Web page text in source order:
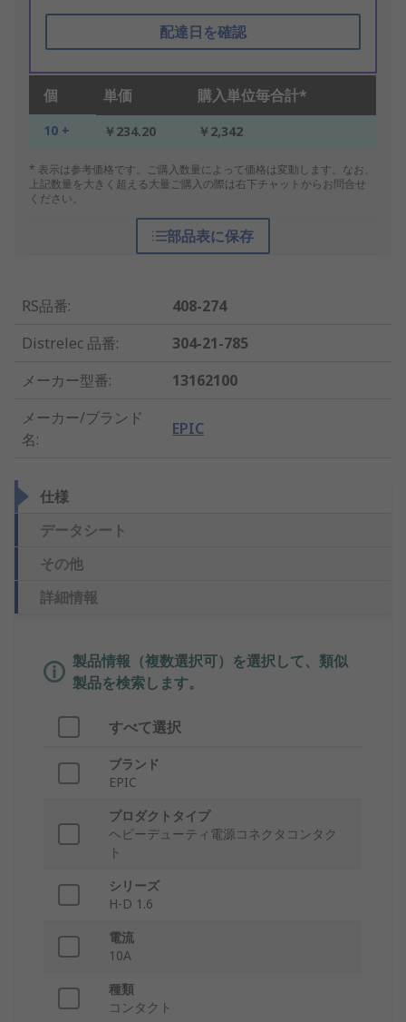
配達日を確認
個 単価 購入単位毎合計*
10 + ￥234.20 ￥2,342
* 表示は参考価格です。ご購入数量によって価格は変動します。なお、
上記数量を大きく超える大量ご購入の際は右下チャットからお問合せ
ください。
部品表に保存
RS品番:
408-274
Distrelec 品番:
304-21-785
メーカー型番:
13162100
メーカー/ブランド
名:
EPIC
仕様
データシート
その他
詳細情報
製品情報（複数選択可）を選択して、類似
製品を検索します。
すべて選択
ブランド
EPIC
プロダクトタイプ
ヘビーデューティ電源コネクタコンタク
ト
シリーズ
H-D 1.6
電流
10A
種類
コンタクト